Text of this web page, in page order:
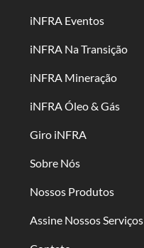
iNFRA Eventos
iNFRA Na Transição
iNFRA Mineração
iNFRA Óleo & Gás
Giro iNFRA
Sobre Nós
Nossos Produtos
Assine Nossos Serviços